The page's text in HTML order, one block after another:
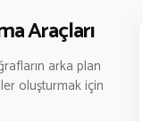
Araçları
arka plan
oluşturmak için